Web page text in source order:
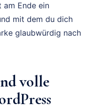
am Ende ein
mit dem du dich
glaubwürdig nach
volle